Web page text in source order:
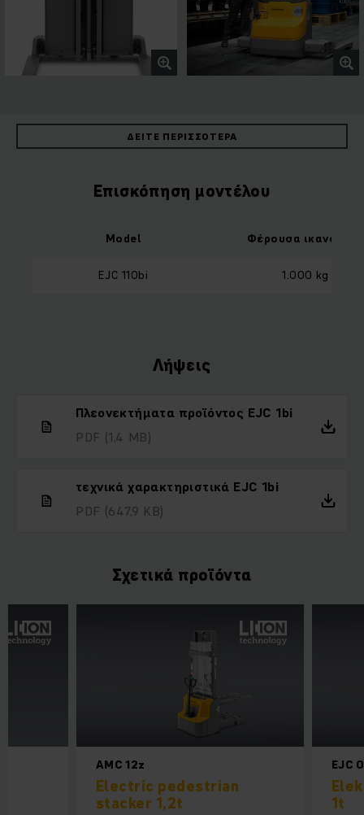
ΔΕΊΤΕ ΠΕΡΙΣΣΌΤΕΡΑ
Επισκόπηση μοντέλου
Model Φέρουσα ικανότητα
EJC 110bi 1.000 kg
Λήψεις
Πλεονεκτήματα προϊόντος EJC 1bi
PDF (1,4 MB)
τεχνικά χαρακτηριστικά EJC 1bi
PDF (647,9 KB)
Σχετικά προϊόντα
AMC 12z
Electric pedestrian
stacker 1,2t
EJC
1t